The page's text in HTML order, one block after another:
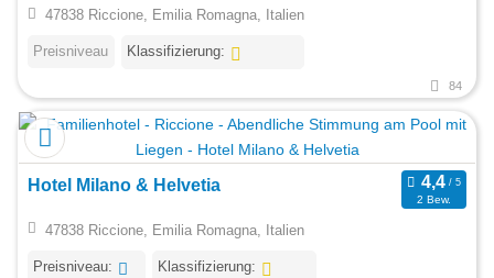
47838 Riccione, Emilia Romagna, Italien
Preisniveau Klassifizierung:
84
Hotel Milano & Helvetia
2 Bew.
47838 Riccione, Emilia Romagna, Italien
Preisniveau: Klassifizierung: